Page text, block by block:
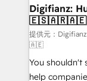
framework,
HubSpot and
can support
other ones listed in
HubSpot implementation -
build We can do lots of things. But everything we do
Digifianz:
🇪🇸🇦🇷🇦🇪
提供元：
🇦🇪
You shouldn't
help